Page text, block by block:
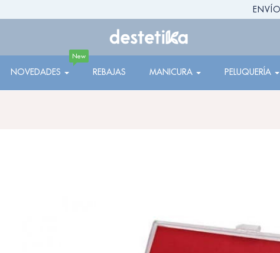
NOVEDADES
New
REBAJAS MANICURA PELUQUERÍA